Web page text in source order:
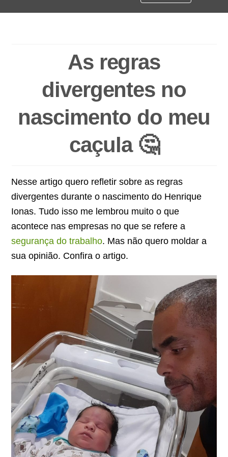
As regras
divergentes no
nascimento do meu
caçula 🤔
Nesse artigo quero refletir sobre as regras
divergentes durante o nascimento do Henrique
Ionas. Tudo isso me lembrou muito o que
acontece nas empresas no que se refere a
segurança do trabalho. Mas não quero moldar a
sua opinião. Confira o artigo.